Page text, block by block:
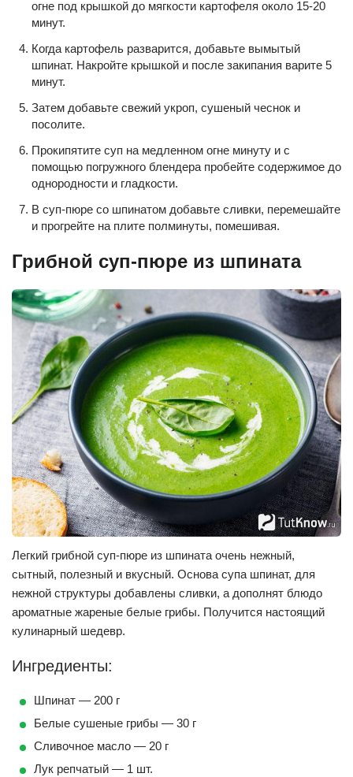
огне под крышкой до мягкости картофеля около 15-20
минут.
Когда картофель разварится, добавьте вымытый
шпинат. Накройте крышкой и после закипания варите 5
минут.
Затем добавьте свежий укроп, сушеный чеснок и
посолите.
Прокипятите суп на медленном огне минуту и с
помощью погружного блендера пробейте содержимое до
однородности и гладкости.
В суп-пюре со шпинатом добавьте сливки, перемешайте
и прогрейте на плите полминуты, помешивая.
Грибной суп-пюре из шпината
Легкий грибной суп-пюре из шпината очень нежный,
сытный, полезный и вкусный. Основа супа шпинат, для
нежной структуры добавлены сливки, а дополнят блюдо
ароматные жареные белые грибы. Получится настоящий
кулинарный шедевр.
Ингредиенты:
Шпинат — 200 г
Белые сушеные грибы — 30 г
Сливочное масло — 20 г
Лук репчатый — 1 шт.